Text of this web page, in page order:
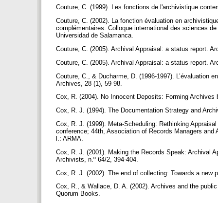
Couture, C. (1999). Les fonctions de l'archivistique
Couture, C. (2002). La fonction évaluation en
complémentaires. Colloque international des sciences
Universidad de Salamanca.
Couture, C. (2005). Archival Appraisal: a status report.
Couture, C. (2005). Archival Appraisal: a status report.
Couture, C., & Ducharme, D. (1996-1997). L’évaluation
Archives, 28 (1), 59-98.
Cox, R. (2004). No Innocent Deposits: Forming
Cox, R. J. (1994). The Documentation Strategy and
Cox, R. J. (1999). Meta-Scheduling: Rethinking
conference; 44th, Association of Records Managers
l.: ARMA.
Cox, R. J. (2001). Making the Records Speak: Archival
Archivists, n.º 64/2, 394-404.
Cox, R. J. (2002). The end of collecting: Towards a
Cox, R., & Wallace, D. A. (2002). Archives and the
Quorum Books.